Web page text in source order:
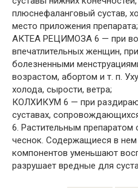
плюснефаланговый сустав,
место приложения препарата;
АКТЕА РЕЦИМОЗА 6 — при
впечатлительных женщин,
болезненными
возрастом, абортом и т. п.
холода, сырости, ветра;
КОЛХИКУМ 6 — при
суставах,
6. Растительным препаратом
чеснок. Содержащиеся в
компонентов уменьшают
разрушает вредные для